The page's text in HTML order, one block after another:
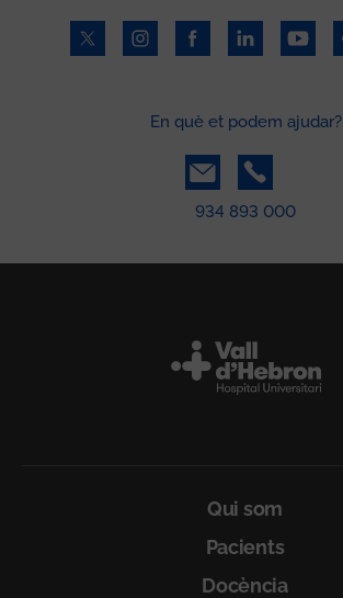
En què et podem ajudar?
934 893 000
Qui som
Pacients
Docència